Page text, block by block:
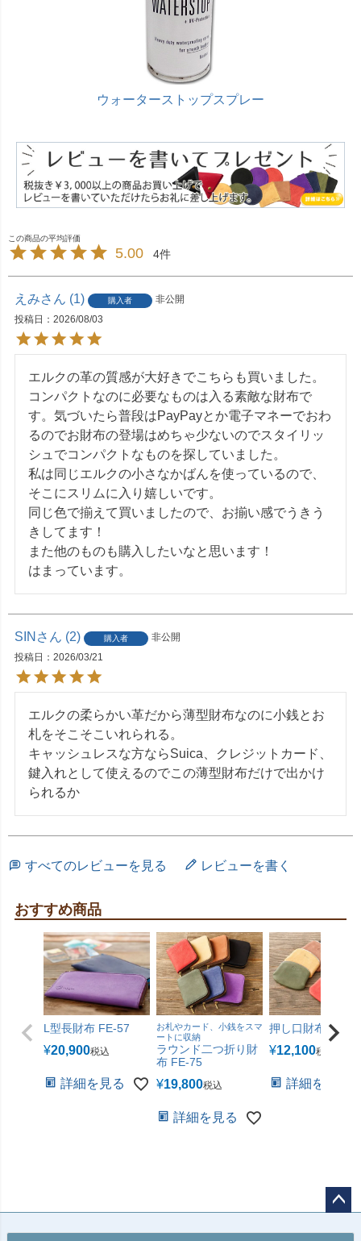
ウォーターストップスプレー
5.00 4
えみ 1 購入者
非公開
投稿日
2026/08/03
エルクの革の質感が大好きでこちらも買いました。
コンパクトなのに必要なものは入る素敵な財布で
す。気づいたら普段はPayPayとか電子マネーでおわ
るのでお財布の登場はめちゃ少ないのでスタイリッ
シュでコンパクトなものを探していました。
私は同じエルクの小さなかばんを使っているので、
そこにスリムに入り嬉しいです。
同じ色で揃えて買いましたので、お揃い感でうきう
きしてます！
また他のものも購入したいなと思います！
はまっています。
SIN 2 購入者
非公開
投稿日
2026/03/21
エルクの柔らかい革だから薄型財布なのに小銭とお
札をそこそこいれられる。
キャッシュレスな方ならSuica、クレジットカード、
鍵入れとして使えるのでこの薄型財布だけで出かけ
られるか
すべてのレビューを見る レビューを書く
おすすめ商品
L型長財布 FE-57
¥20,900税込
詳細を見る
お札やカード、小銭をスマ
ートに収納
ラウンド二つ折り財
布 FE-75
¥19,800税込
詳細を見る
押し口財布 FE-70
¥12,100税込
詳細を見る